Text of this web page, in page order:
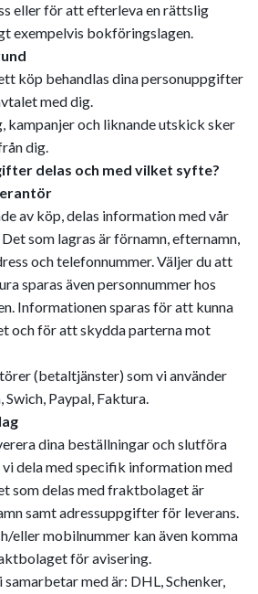
eller för att efterleva en rättslig
exempelvis bokföringslagen.
köp behandlas dina personuppgifter
med dig.
kampanjer och liknande utskick sker
dig.
delas och med vilket syfte?
av köp, delas information med vår
som lagras är förnamn, efternamn,
och telefonnummer. Väljer du att
sparas även personnummer hos
Informationen sparas för att kunna
och för att skydda parterna mot
(betaltjänster) som vi använder
Swich, Paypal, Faktura.
dina beställningar och slutföra
dela med specifik information med
som delas med fraktbolaget är
samt adressuppgifter för leverans.
eller mobilnummer kan även komma
för avisering.
med är: DHL, Schenker,